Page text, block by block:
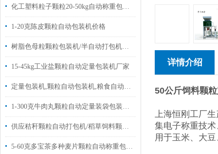
化工塑料粒子颗粒20-50kg自动称重包装机厂家
1-20克陈皮颗粒自动包装机价格
树脂色母粒颗粒包装机/半自动打包机厂家定制
15-45kg工业盐颗粒自动定量包装机厂家
定量包装机,颗粒自动包装机,粮食自动包装机批发|设备
1-300克牛肉丸颗粒自动定量装袋包装机设备
供应秸秆颗粒自动打包机/稻草饲料颗粒称重包装机20-50kg
5-60克多宝茶多种麦片颗粒自动称重包装机价格
详情介绍
50公斤饲料颗
上海恒刚工厂
集电子称重技
用于玉米、大